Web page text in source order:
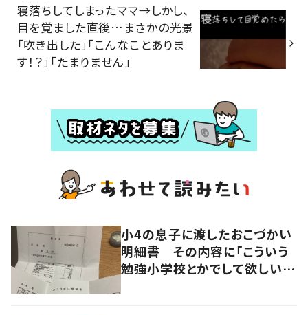
寝落ちしてしまったママ→しかし、
目を覚ました直後…まさかの光景
「吹き出した」「こんなことありま
す！？」「たまりません」
小4の息子に渡したおこづかい
明細書 その内容に「こういう
勉強小学校とかでして欲しい」